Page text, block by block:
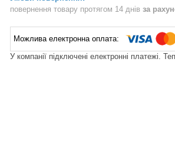
повернення товару протягом 14 днів за
У компанії підключені електронні платежі.